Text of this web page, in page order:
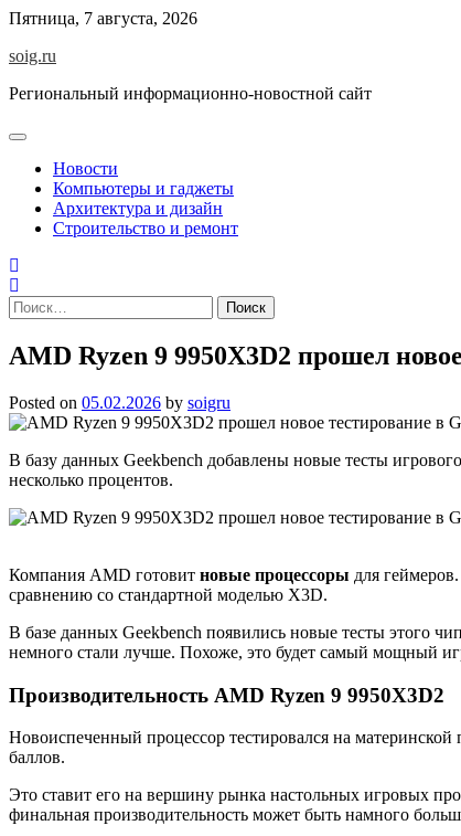
Skip
content
Пятница, 7 августа, 2026
soig.ru
Региональный информационно-новостной сайт
Новости
Компьютеры и гаджеты
Архитектура и дизайн
Строительство и ремонт
Найти:
AMD Ryzen 9 9950X3D2 прошел
Posted on 05.02.2026 by soigru
В базу данных Geekbench добавлены новые тесты
несколько процентов.
Компания AMD готовит новые процессоры для
сравнению со стандартной моделью X3D.
В базе данных Geekbench появились новые тесты этого
немного стали лучше. Похоже, это будет самый мощный
Производительность AMD Ryzen 9 9950X3D2
Новоиспеченный процессор тестировался на
баллов.
Это ставит его на вершину рынка настольных игровых
финальная производительность может быть намного